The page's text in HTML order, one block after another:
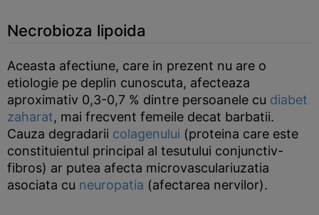
Necrobioza lipoida
Aceasta afectiune, care in prezent nu are o
etiologie pe deplin cunoscuta, afecteaza
aproximativ 0,3-0,7 % dintre persoanele cu diabet
zaharat, mai frecvent femeile decat barbatii.
Cauza degradarii colagenului (proteina care este
constituientul principal al tesutului conjunctiv-
fibros) ar putea afecta microvasculariuzatia
asociata cu neuropatia (afectarea nervilor).